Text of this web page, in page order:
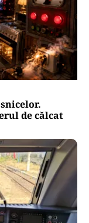
de călcat